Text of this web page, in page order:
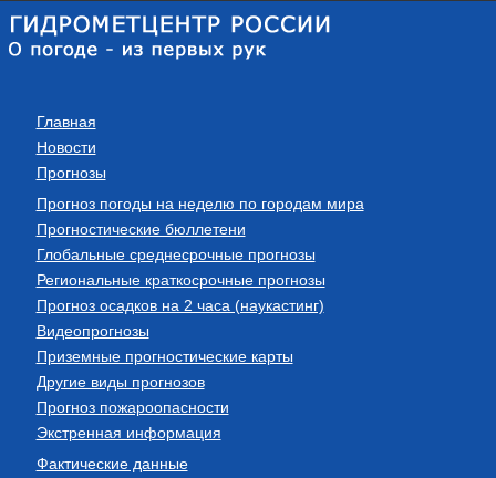
Главная
Новости
Прогнозы
Прогноз погоды на неделю по городам мира
Прогностические бюллетени
Глобальные среднесрочные прогнозы
Региональные краткосрочные прогнозы
Прогноз осадков на 2 часа (наукастинг)
Видеопрогнозы
Приземные прогностические карты
Другие виды прогнозов
Прогноз пожароопасности
Экстренная информация
Фактические данные